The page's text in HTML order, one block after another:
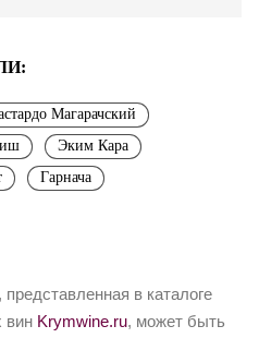
Магарачский
Эким Кара
Гарнача
в каталоге
вин Krymwine.ru, может быть